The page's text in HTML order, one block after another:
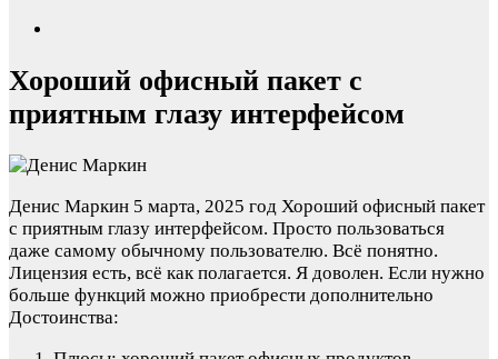
Хороший офисный пакет с
приятным глазу интерфейсом
Денис Маркин 5 марта, 2025 год Хороший офисный пакет
с приятным глазу интерфейсом. Просто пользоваться
даже самому обычному пользователю. Всё понятно.
Лицензия есть, всё как полагается. Я доволен. Если нужно
больше функций можно приобрести дополнительно
Достоинства: